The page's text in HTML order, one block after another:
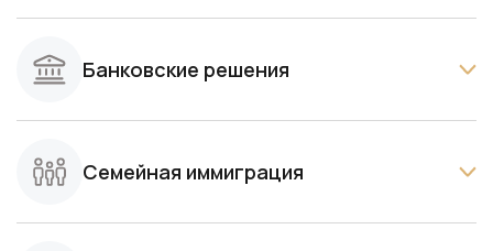
Семейная иммиграция
Оформление документов